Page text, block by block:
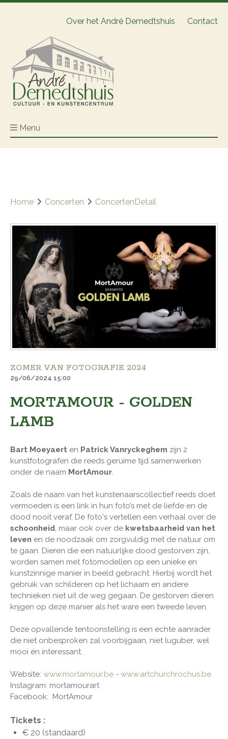
Over het André Demedtshuis Contact
Menu
Home Concerten ConcertenDetail
ZOMER VAN FOTOGRAFIE 2024
29/06/2024 15:00
MORTAMOUR - GOLDEN
LAMB
Bart Moeyaert en Patrick Vanryckeghem zijn 2
kunstfotografen die reeds geruime tijd samenwerken
onder de naam MortAmour.
Zoals de naam van het kunstenaarscollectief reeds doet
vermoeden is een link in hun foto’s met de liefde en de
dood nooit veraf. De foto's vertellen een verhaal over de
schoonheid, maar ook over de kwetsbaarheid van het
leven en de noodzaak om zorgvuldig met de natuur om
te gaan. Dieren die een natuurlijke dood gestorven zijn,
worden samen met fotomodellen op een unieke en
kunstzinnige manier in beeld gebracht. Hierbij wordt het
gebruik van schilderen op het lichaam en andere
technieken niet uit de weg gegaan. De gestorven dieren
krijgen op deze manier als het ware een tweede leven.
Deze opvallende tentoonstelling is een echte aanrader
die niet onbesproken zal voorbijgaan, niet luguber, wel
mooi én interessant.
Website: www.mortamour.be - www.artchurchrochus.be
Instagram: mortamourart
Facebook: MortAmour
Tickets :
€ 20 (standaard)